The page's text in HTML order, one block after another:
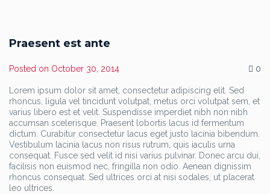
Praesent est ante
Posted on October 30, 2014 0
Lorem ipsum dolor sit amet, consectetur adipiscing elit. Sed
rhoncus, ligula vel tincidunt volutpat, metus orci volutpat sem, et
varius libero est et velit. Suspendisse imperdiet nibh non nibh
accumsan scelerisque. Praesent lobortis lacus id fermentum
dictum. Curabitur consectetur lacus eget justo lacinia bibendum.
Vestibulum lacinia lacus non risus rutrum, quis iaculis urna
consequat. Fusce sed velit id nisi varius pulvinar. Donec arcu dui,
facilisis non euismod nec, fringilla non odio. Aenean dignissim
rhoncus consequat. Sed ultrices orci at nisi sodales, ut placerat
leo ultrices.